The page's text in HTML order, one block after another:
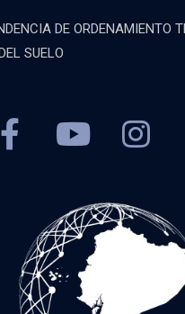
DE ORDENAMIENTO
SUELO